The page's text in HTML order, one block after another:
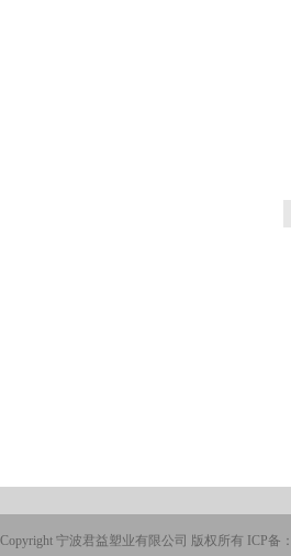
Copyright 宁波君益塑业有限公司 版权所有 ICP备：